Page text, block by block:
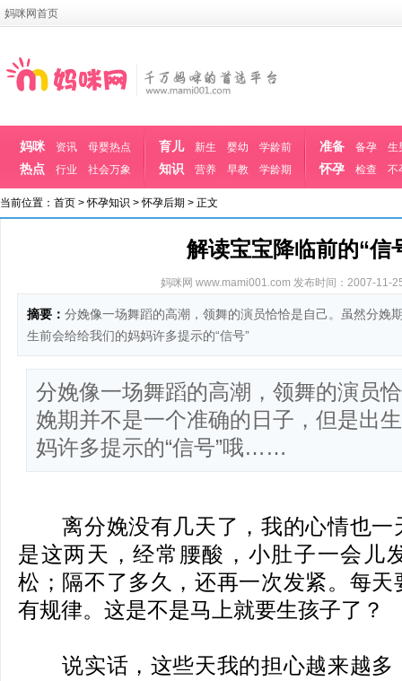
妈咪网首页
妈咪
热点
资讯
母婴热点
行业
社会万象
育儿
知识
新生 婴幼
学龄前
营养
早教 学龄期
准备
怀孕
备孕
生
检查
不
当前位置： 首页 >怀孕知识 >怀孕后期 > 正文
解读宝宝降临前的“信
妈咪网 www.mami001.com 发布时间：2007-11-
摘要： 分娩像一场舞蹈的高潮，领舞的演员恰恰是自己。虽然分娩
生前会给给我们的妈妈许多提示的“信号”
分娩像一场舞蹈的高潮，领舞的演员
娩期并不是一个准确的日子，但是出
妈许多提示的“信号”哦……
离分娩没有几天了，我的心情也
是这两天，经常腰酸，小肚子一会儿
松；隔不了多久，还再一次发紧。每
有规律。这是不是马上就要生孩子了？
说实话，这些天我的担心越来越多